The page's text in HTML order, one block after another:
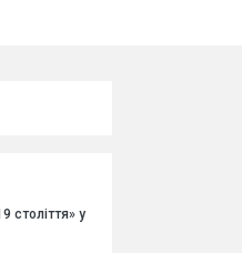
століття» у